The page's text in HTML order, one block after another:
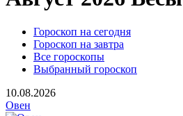
Гороскоп на сегодня
Гороскоп на завтра
Все гороскопы
Выбранный гороскоп
10.08.2026
Овен